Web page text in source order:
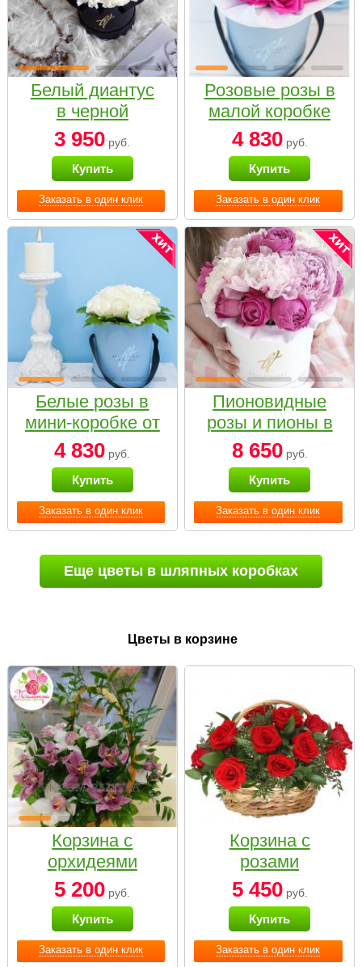
Заказать в один клик
Белый диантус
в черной
коробке Small
3 950 руб.
Купить
Заказать в один клик
Розовые розы в
малой коробке
4 830руб.
Купить
Заказать в один клик
Белые розы в
мини-коробке от
Bella Fiori
4 830 руб.
Купить
Заказать в один клик
Пионовидные
розы и пионы в
белой коробке
Small
8 650руб.
Купить
Еще цветы в шляпных коробках
Цветы в корзине
Заказать в один клик
Корзина с
орхидеями
малая
5 200 руб.
Купить
Заказать в один клик
Корзина с
розами
«Красный
Париж»
5 450руб.
Купить